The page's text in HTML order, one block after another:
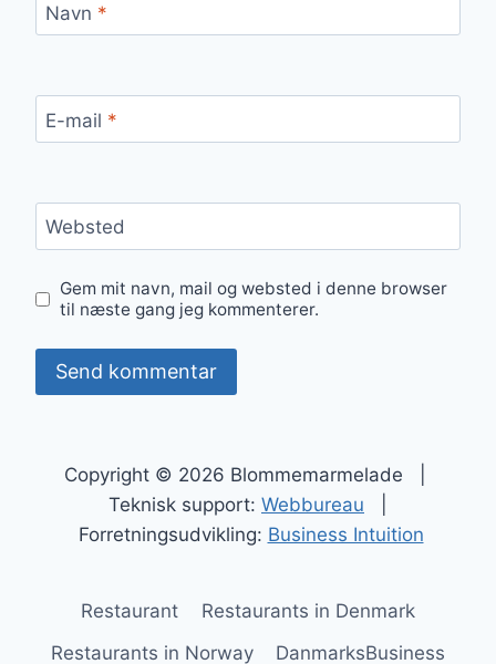
Navn *
E-mail *
Websted
Gem mit navn, mail og websted i denne browser
til næste gang jeg kommenterer.
Copyright © 2026 Blommemarmelade |
Teknisk support: Webbureau
Forretningsudvikling: Business Intuition
Restaurant
Restaurants in Denmark
Restaurants in Norway
DanmarksBusiness